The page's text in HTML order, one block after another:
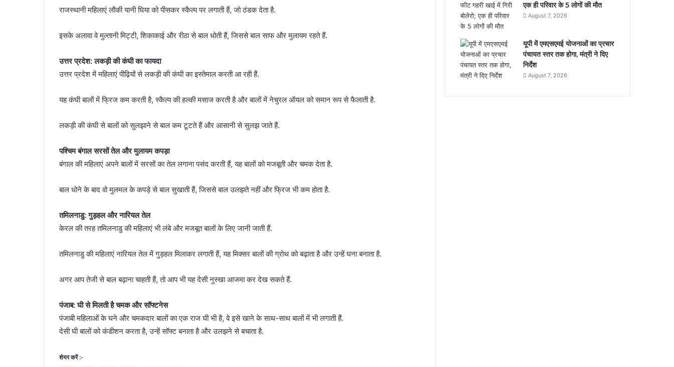
राजस्थानी महिलाएं लौकी यानी घिया को पीसकर स्कैल्प पर लगाती हैं, जो ठंडक देता है.
इसके अलावा वे मुल्तानी मिट्टी, शिकाकाई और रीठा से बाल धोती हैं, जिससे बाल साफ और मुलायम रहते हैं.
उत्तर प्रदेश: लकड़ी की कंघी का फायदा
उत्तर प्रदेश में महिलाएं पीढ़ियों से लकड़ी की कंघी का इस्तेमाल करती आ रही हैं.
यह कंघी बालों में फ्रिज कम करती है, स्कैल्प की हल्की मसाज करती है और बालों में नेचुरल ऑयल को समान रूप से फैलाती है.
लकड़ी की कंघी से बालों को सुलझाने से बाल कम टूटते हैं और आसानी से सुलझ जाते हैं.
पश्चिम बंगाल सरसों तेल और मुलायम कपड़ा
बंगाल की महिलाएं अपने बालों में सरसों का तेल लगाना पसंद करती हैं, यह बालों को मजबूती और चमक देता है.
बाल धोने के बाद वो मुलमल के कपड़े से बाल सुखाती हैं, जिससे बाल उलझते नहीं और फ्रिज भी कम होता है.
तमिलनाडु: गुड़हल और नारियल तेल
केरल की तरह तमिलनाडु की महिलाएं भी लंबे और मजबूत बालों के लिए जानी जाती हैं.
तमिलनाडु की महिलाएं नारियल तेल में गुड़हल मिलाकर लगाती हैं, यह मिक्सर बालों की ग्रोथ को बढ़ाता है और उन्हें घना बनाता है.
अगर आप तेजी से बाल बढ़ाना चाहती हैं, तो आप भी यह देसी नुस्खा आजमा कर देख सकते हैं.
पंजाब: घी से मिलती है चमक और सॉफ्टनेस
पंजाबी महिलाओं के घने और चमकदार बालों का एक राज घी भी है, वे इसे खाने के साथ-साथ बालों में भी लगाती हैं.
देसी घी बालों को कंडीशन करता है, उन्हें सॉफ्ट बनाता है और उलझने से बचाता है.
शेयर करें :-
एक ही परिवार के 5 लोगों की मौत
August 7, 2026
यूपी में एमएसएमई योजनाओं का प्रचार
पंचायत स्तर तक होगा, मंत्री ने दिए
निर्देश
August 7, 2026